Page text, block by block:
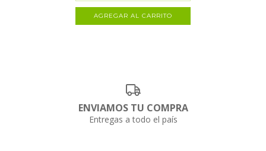
ENVIAMOS TU COMPRA
Entregas a todo el país